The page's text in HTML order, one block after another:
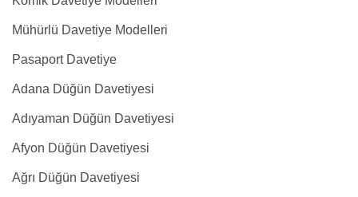
Mühürlü Davetiye Modelleri
Pasaport Davetiye
Adana Düğün Davetiyesi
Adıyaman Düğün Davetiyesi
Afyon Düğün Davetiyesi
Ağrı Düğün Davetiyesi